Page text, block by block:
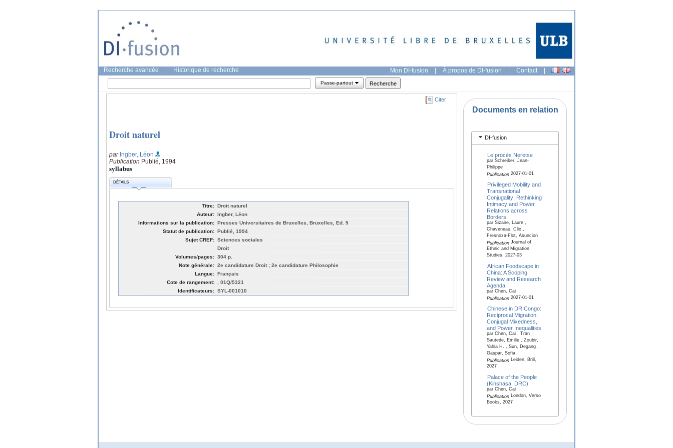
Recherche avancée Historique de recherche Mon DI-fusion | À propos de DI-fusion | Contact |
Passe-partout
Citer
Droit naturel
par Ingber, Léon
Publication Publié, 1994
syllabus
DÉTAILS
Titre: Droit naturel
Auteur: Ingber, Léon
Informations sur la publication: Presses Universitaires de Bruxelles, Bruxelles, Ed. 5
Statut de publication: Publié, 1994
Sujet CREF: Sciences sociales
Droit
Volumes/pages: 304 p.
Note générale: 2e candidature Droit ; 2e candidature Philosophie
Langue: Français
Cote de rangement:
, 01Q/5321
Identificateurs: SYL-001010
Documents en relation
DI-fusion
Le procès Neretse
par Schreiber, Jean-
Philippe
Publication2027-01-01
Privileged Mobility and
Transnational
Conjugality: Rethinking
Intimacy and Power
Relations across
Borders
par Sizaire, Laure ,
Chaveneau, Clio ,
Fresnoza-Flot, Asuncion
PublicationJournal of
Ethnic and Migration
Studies, 2027-03
African Foodscape in
China: A Scoping
Review and Research
Agenda
par Chen, Cai
Publication2027-01-01
Chinese in DR Congo:
Reciprocal Migration,
Conjugal Mixedness,
and Power Inequalities
par Chen, Cai , Tran
Sautede, Emilie , Zoubir,
Yahia H. , Sun, Degang ,
Gaspar, Sofia
PublicationLeiden, Brill,
2027
Palace of the People
(Kinshasa, DRC)
par Chen, Cai
PublicationLondon, Verso
Books, 2027